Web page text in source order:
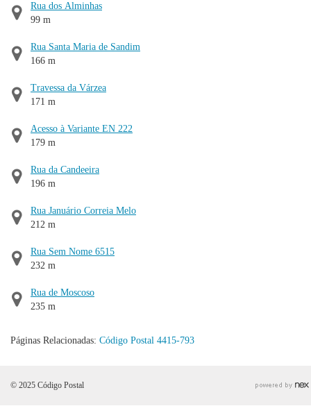
Rua dos Alminhas
99 m
Rua Santa Maria de Sandim
166 m
Travessa da Várzea
171 m
Acesso à Variante EN 222
179 m
Rua da Candeeira
196 m
Rua Januário Correia Melo
212 m
Rua Sem Nome 6515
232 m
Rua de Moscoso
235 m
Páginas Relacionadas: Código Postal 4415-793
© 2025 Código Postal